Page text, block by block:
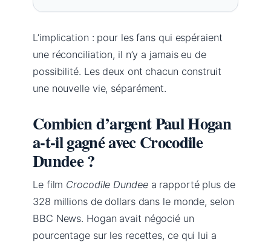
L’implication : pour les fans qui espéraient
une réconciliation, il n’y a jamais eu de
possibilité. Les deux ont chacun construit
une nouvelle vie, séparément.
Combien d’argent Paul Hogan
a-t-il gagné avec Crocodile
Dundee ?
Le film Crocodile Dundeea rapporté plus de
328 millions de dollars dans le monde, selon
BBC News. Hogan avait négocié un
pourcentage sur les recettes, ce qui lui a